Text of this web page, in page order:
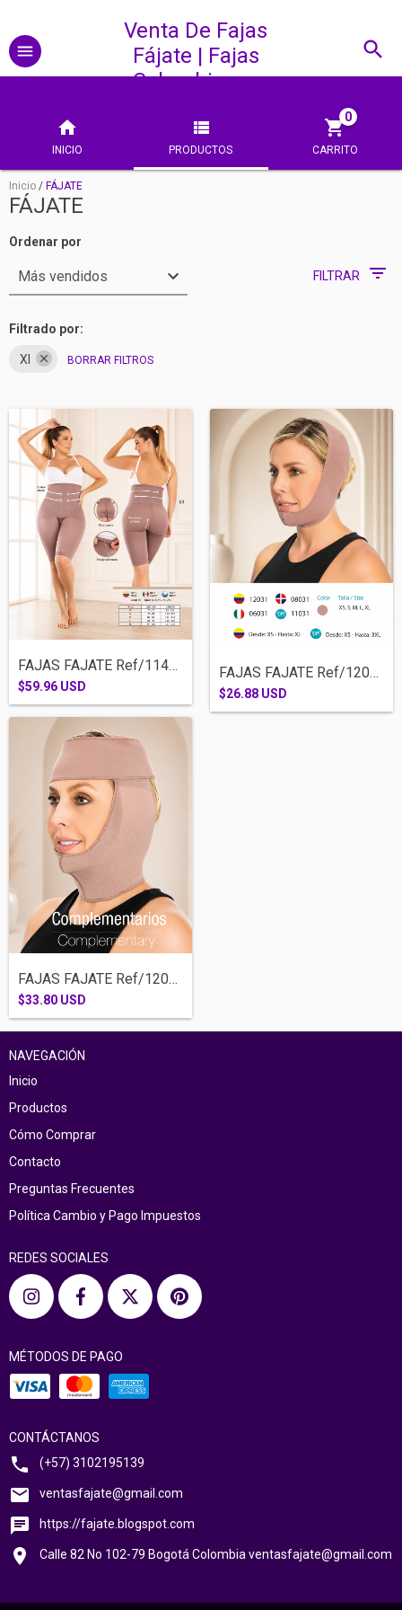
Venta De Fajas
Fájate | Fajas
Colombianas
INICIO PRODUCTOS CARRITO
0
Inicio / FÁJATE
FÁJATE
Ordenar por
FILTRAR
Filtrado por:
Xl BORRAR FILTROS
FAJAS FAJATE Ref/11477- TRUSA RODILLA ME...
$59.96 USD
FAJAS FAJATE Ref/12031- OTONERA PARA MEN...
$26.88 USD
FAJAS FAJATE Ref/12029- MENTONERA
$33.80 USD
NAVEGACIÓN
Inicio
Productos
Cómo Comprar
Contacto
Preguntas Frecuentes
Política Cambio y Pago Impuestos
REDES SOCIALES
MÉTODOS DE PAGO
CONTÁCTANOS
(+57) 3102195139
ventasfajate@gmail.com
https://fajate.blogspot.com
Calle 82 No 102-79 Bogotá Colombiaventasfajate@gmail.com